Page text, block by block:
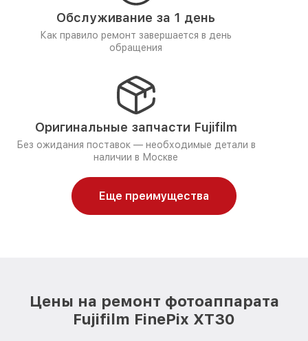
Обслуживание за 1 день
Как правило ремонт завершается в день
обращения
Оригинальные запчасти Fujifilm
Без ожидания поставок — необходимые детали в
наличии в Москве
Еще преимущества
Цены на ремонт фотоаппарата
Fujifilm FinePix XT30